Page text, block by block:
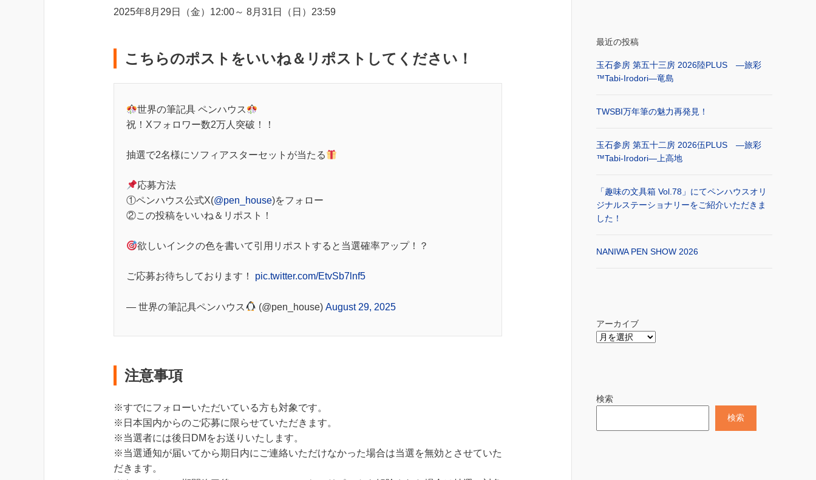
2025年8月29日（金）12:00～ 8月31日（日）23:59
こちらのポストをいいね＆リポストしてください！
世界の筆記具 ペンハウス
祝！Xフォロワー数2万人突破！！
抽選で2名様にソフィアスターセットが当たる
応募方法
①ペンハウス公式X(@pen_house)をフォロー
②この投稿をいいね＆リポスト！
欲しいインクの色を書いて引用リポストすると当選確率アップ！？
ご応募お待ちしております！ pic.twitter.com/EtvSb7lnf5
— 世界の筆記具ペンハウス (@pen_house)August 29, 2025
注意事項
※すでにフォローいただいている方も対象です。
※日本国内からのご応募に限らせていただきます。
※当選者には後日DMをお送りいたします。
※当選通知が届いてから期日内にご連絡いただけなかった場合は当選を無効とさせていた
だきます。
最近の投稿
玉石参房 第五十三房 2026陸PLUS ―旅彩
™Tabi-Irodori―竜島
TWSBI万年筆の魅力再発見！
玉石参房 第五十二房 2026伍PLUS ―旅彩
™Tabi-Irodori―上高地
「趣味の文具箱 Vol.78」にてペンハウスオリ
ジナルステーショナリーをご紹介いただきま
した！
NANIWA PEN SHOW 2026
アーカイブ
検索
検索